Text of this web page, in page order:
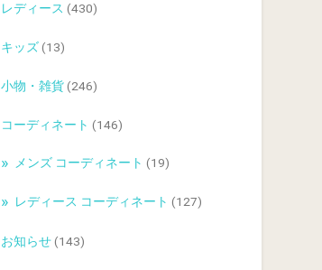
レディース (430)
キッズ(13)
小物・雑貨(246)
コーディネート (146)
メンズ コーディネート (19)
レディース コーディネート (127)
お知らせ(143)